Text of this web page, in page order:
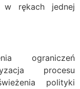
w rękach jednej
ograniczeń
procesu
polityki